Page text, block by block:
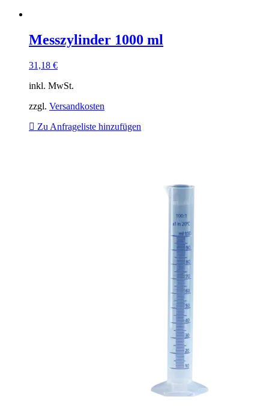
Messzylinder 1000 ml
31,18 €
inkl. MwSt.
zzgl. Versandkosten
Zu Anfrageliste hinzufügen